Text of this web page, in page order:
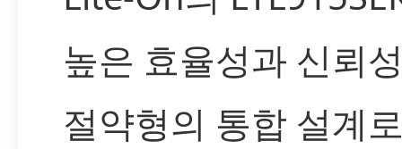
높은 효율성과 신뢰
절약형의 통합 설계